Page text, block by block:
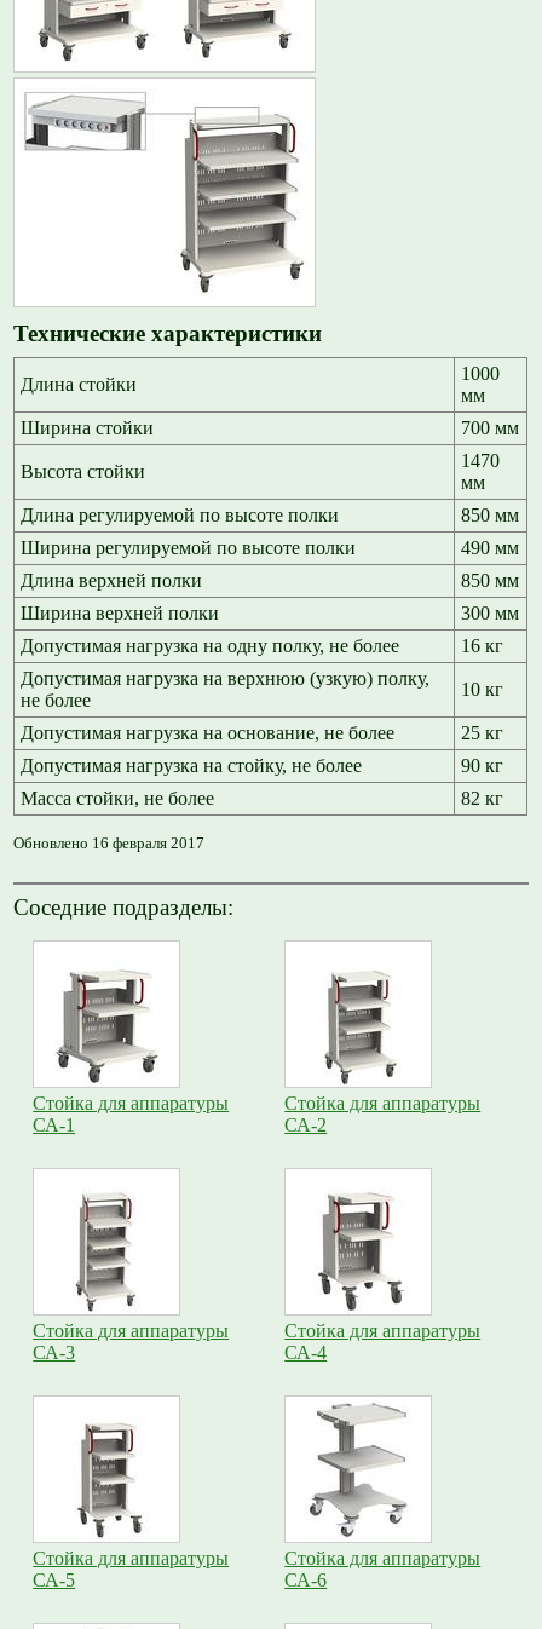
Технические характеристики
Длина стойки
1000
мм
Ширина стойки
700 мм
Высота стойки
1470
мм
Длина регулируемой по высоте полки
850 мм
Ширина регулируемой по высоте полки
490 мм
Длина верхней полки
850 мм
Ширина верхней полки
300 мм
Допустимая нагрузка на одну полку, не более
16 кг
Допустимая нагрузка на верхнюю (узкую) полку,
не более
10 кг
Допустимая нагрузка на основание, не более
25 кг
Допустимая нагрузка на стойку, не более
90 кг
Масса стойки, не более
82 кг
Обновлено 16 февраля 2017
Соседние подразделы:
Стойка для аппаратуры
СА-1
Стойка для аппаратуры
СА-2
Стойка для аппаратуры
СА-3
Стойка для аппаратуры
СА-4
Стойка для аппаратуры
СА-5
Стойка для аппаратуры
СА-6